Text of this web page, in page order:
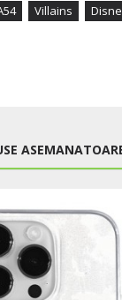
Villains